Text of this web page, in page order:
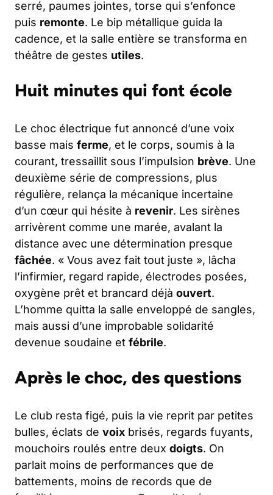
serré, paumes jointes, torse qui s’enfonce
puis remonte. Le bip métallique guida la
cadence, et la salle entière se transforma en
théâtre de gestes utiles.
Huit minutes qui font école
Le choc électrique fut annoncé d’une voix
basse mais ferme, et le corps, soumis à la
courant, tressaillit sous l’impulsion brève. Une
deuxième série de compressions, plus
régulière, relança la mécanique incertaine
d’un cœur qui hésite à revenir. Les sirènes
arrivèrent comme une marée, avalant la
distance avec une détermination presque
fâchée. « Vous avez fait tout juste », lâcha
l’infirmier, regard rapide, électrodes posées,
oxygène prêt et brancard déjà ouvert.
L’homme quitta la salle enveloppé de sangles,
mais aussi d’une improbable solidarité
devenue soudaine et fébrile.
Après le choc, des questions
Le club resta figé, puis la vie reprit par petites
bulles, éclats de voix brisés, regards fuyants,
mouchoirs roulés entre deux doigts. On
parlait moins de performances que de
battements, moins de records que de